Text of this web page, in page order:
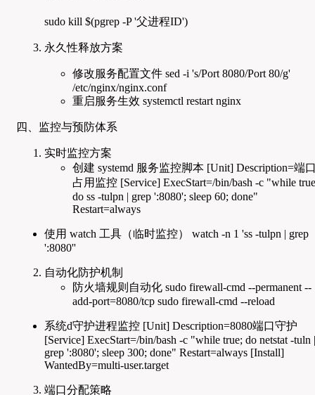
sudo kill $(pgrep -P '父进程ID')
永久性释放方案
修改服务配置文件 sed -i 's/Port 8080/Port 80/g'
/etc/nginx/nginx.conf
重启服务生效 systemctl restart nginx
四、监控与预防体系
实时监控方案
创建 systemd 服务监控脚本 [Unit] Description=端
占用监控 [Service] ExecStart=/bin/bash -c "while
do ss -tulpn | grep ':8080'; sleep 60; done"
Restart=always
使用 watch 工具（临时监控） watch -n 1 'ss -tulpn | grep
':8080''
自动化防护机制
防火墙规则自动化 sudo firewall-cmd --permanent --
add-port=8080/tcp sudo firewall-cmd --reload
系统d守护进程监控 [Unit] Description=8080端口守护
[Service] ExecStart=/bin/bash -c "while true; do netstat -tuln |
grep ':8080'; sleep 300; done" Restart=always [Install]
WantedBy=multi-user.target
端口分配策略